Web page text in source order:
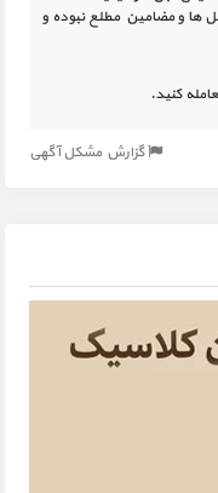
ها و مضامین مطلع نبوده و
کنید.
گزارش مشکل آگهی